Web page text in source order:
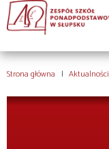
Strona główna Aktualności